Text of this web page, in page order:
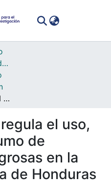
Facultad de Ciencias Administrativas y Sociales
Normativa que regula el uso, manejo y consumo de sustancias peligrosas en la industria minera de Honduras
el uso,
de
en la
de Honduras